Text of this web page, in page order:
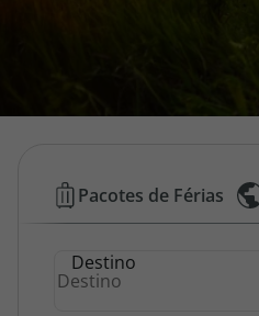
Área de Cliente
Hotéis
Baratos
Pacotes de Férias
Destino